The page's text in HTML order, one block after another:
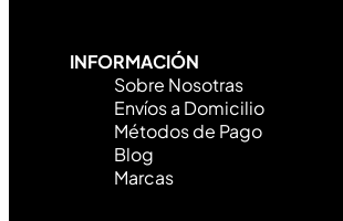
INFORMACIÓN
Sobre Nosotras
Envíos a Domicilio
Métodos de Pago
Blog
Marcas